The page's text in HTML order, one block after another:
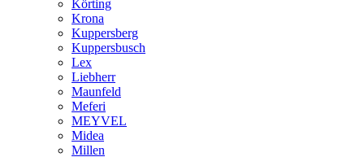
Körting
Krona
Kuppersberg
Kuppersbusch
Lex
Liebherr
Maunfeld
Meferi
MEYVEL
Midea
Millen